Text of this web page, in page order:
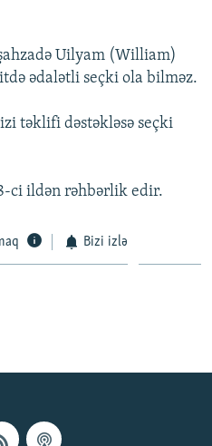
Uilyam (William)
ədalətli seçki ola bilməz.
təklifi dəstəkləsə seçki
ci ildən rəhbərlik edir.
Bizi izlə